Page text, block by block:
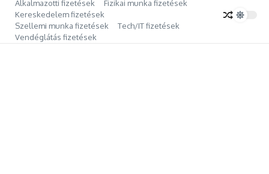
Alkalmazotti fizetések
Fizikai munka fizetések
Kereskedelem fizetések
Szellemi munka fizetések
Tech/IT fizetések
Vendéglátás fizetések